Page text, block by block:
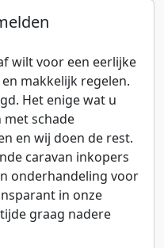
wilt voor een eerlijke
makkelijk regelen.
Het enige wat u
met schade
en wij doen de rest.
caravan inkopers
onderhandeling voor
in onze
graag nadere